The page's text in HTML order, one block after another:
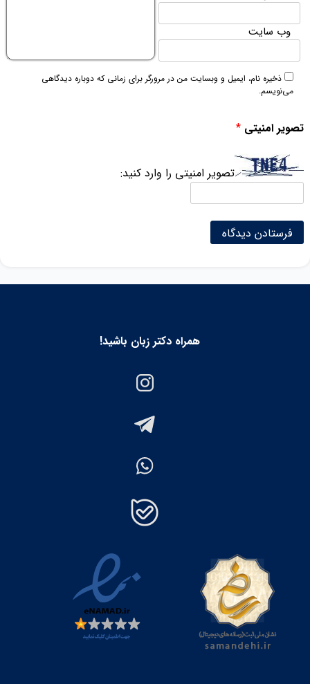
وب‌ سایت
ذخیره نام، ایمیل و وبسایت من در مرورگر برای زمانی که دوباره دیدگاهی
می‌نویسم.
تصویر امنیتی *
تصویر امنیتی را وارد کنید:
همراه دکتر زبان باشید!